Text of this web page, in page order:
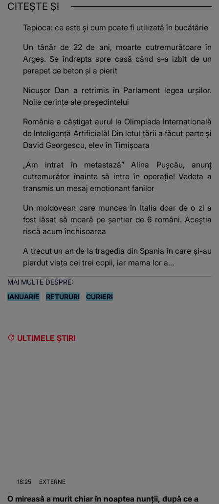
CITEȘTE ȘI
Tapioca: ce este și cum poate fi utilizată în bucătărie
Un tânăr de 22 de ani, moarte cutremurătoare în
Argeș. Se îndrepta spre casă când s-a izbit de un
parapet de beton și a pierit
Nicușor Dan a retrimis în Parlament legea urșilor.
Noile cerințe ale președintelui
România a câștigat aurul la Olimpiada Internațională
de Inteligență Artificială! Din lotul țării a făcut parte și
David Georgescu, elev în Timișoara
„Am intrat în metastază” Alina Pușcău, anunț
cutremurător înainte să intre în operație! Vedeta a
transmis un mesaj emoționant fanilor
Un moldovean care muncea în Italia doar de o zi a
fost lăsat să moară pe şantier de 6 români. Aceștia
riscă acum închisoarea
A trecut un an de la tragedia din Spania în care și-au
pierdut viața cei trei copii, iar mama lor a…
MAI MULTE DESPRE:
IANUARIE
RETURURI CURIERI
ULTIMELE ȘTIRI
18:25 EXTERNE
O mireasă a murit chiar în noaptea nunții, după ce a